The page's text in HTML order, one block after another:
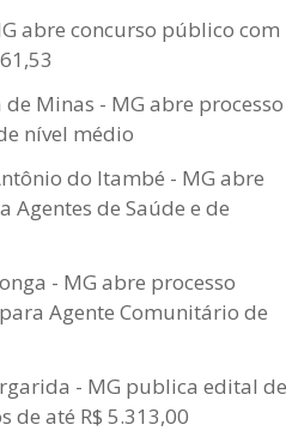
abre concurso público com
Minas - MG abre processo
nível médio
do Itambé - MG abre
Agentes de Saúde e de
- MG abre processo
Agente Comunitário de
- MG publica edital de
de até R$ 5.313,00